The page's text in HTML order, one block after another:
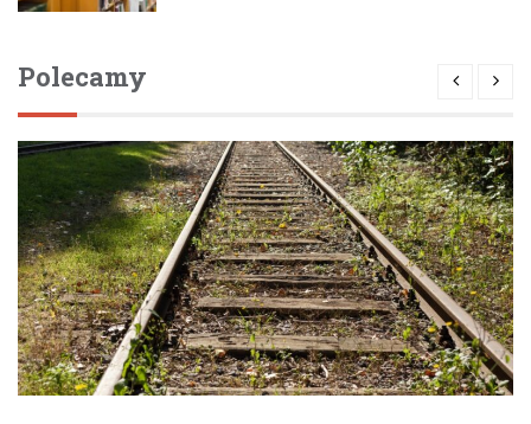
Polecamy